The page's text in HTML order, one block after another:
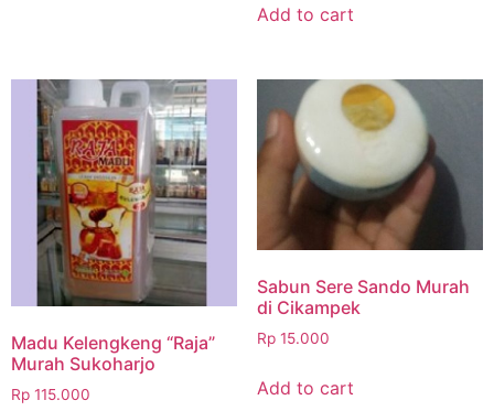
Add to cart
Madu Kelengkeng “Raja”
Murah Sukoharjo
Rp 115.000
Sabun Sere Sando Murah
di Cikampek
Rp15.000
Add to cart